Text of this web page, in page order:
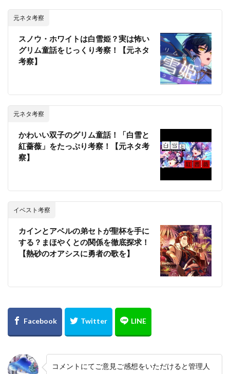
元ネタ考察
スノウ・ホワイトは白雪姫？実は怖い
グリム童話をじっくり考察！【元ネタ
考察】
元ネタ考察
かわいい双子のグリム童話！「白雪と
紅薔薇」をたっぷり考察！【元ネタ考
察】
イベスト考察
カインとアベルの弟セトが聖杯を手に
する？まほやくとの関係を徹底探求！
【熱砂のオアシスに勇者の歌を】
コメントにてご意見ご感想をいただけると管理人